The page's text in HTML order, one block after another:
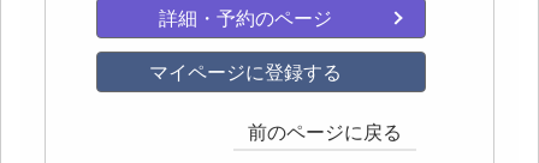
詳細・予約のページ
マイページに登録する
前のページに戻る